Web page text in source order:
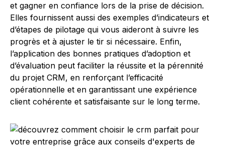
et gagner en confiance lors de la prise de décision.
Elles fournissent aussi des exemples d’indicateurs et
d’étapes de pilotage qui vous aideront à suivre les
progrès et à ajuster le tir si nécessaire. Enfin,
l’application des bonnes pratiques d’adoption et
d’évaluation peut faciliter la réussite et la pérennité
du projet CRM, en renforçant l’efficacité
opérationnelle et en garantissant une expérience
client cohérente et satisfaisante sur le long terme.